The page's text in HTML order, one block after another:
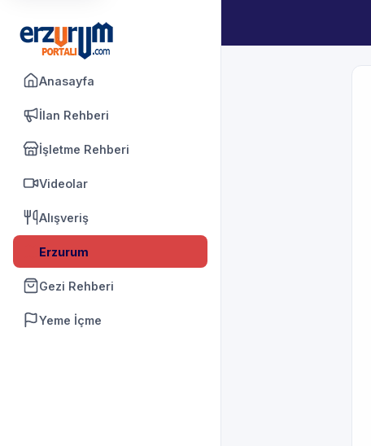
Anasayfa
İlan Rehberi
İşletme Rehberi
Videolar
Alışveriş
Erzurum
Gezi Rehberi
Yeme İçme